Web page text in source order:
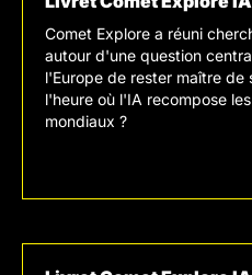
Comet Explore a réuni
autour d'une question
l'Europe de rester maître de
l'heure où l'IA recompose
mondiaux ?